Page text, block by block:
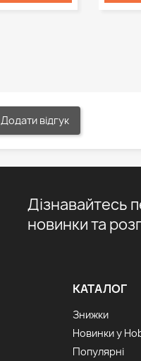
Додати відгук
Дізнавайтесь
новинки та
КАТАЛОГ
Знижки
Новинки у
Популярні